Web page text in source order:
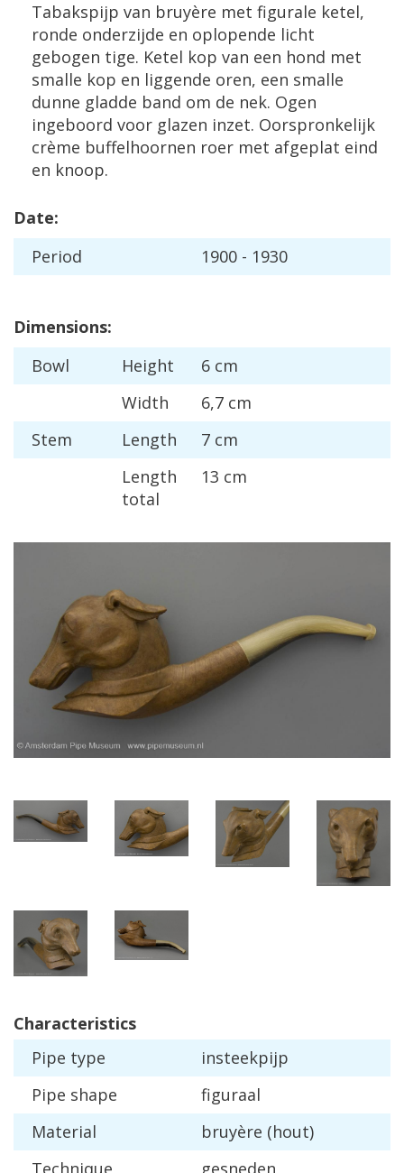
Tabakspijp van bruyère met figurale ketel,
ronde onderzijde en oplopende licht
gebogen tige. Ketel kop van een hond met
smalle kop en liggende oren, een smalle
dunne gladde band om de nek. Ogen
ingeboord voor glazen inzet. Oorspronkelijk
crème buffelhoornen roer met afgeplat eind
en knoop.
Date:
Period
1900 - 1930
Dimensions:
Bowl
Height 6 cm
Width
6,7 cm
Stem
Length 7 cm
Length
total
13 cm
Characteristics
Pipe type
insteekpijp
Pipe shape
figuraal
Material
bruyère (hout)
Technique
gesneden